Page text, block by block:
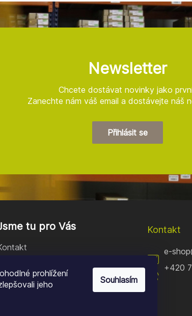
prohlížení
jeho
Souhlasím
Newsletter
Chcete dostávat novinky jako
Zanechte nám váš email a dostávejte náš
Přihlásit se
tu pro Vás
osobních ůdajů
Kontakt
e-shop
+420